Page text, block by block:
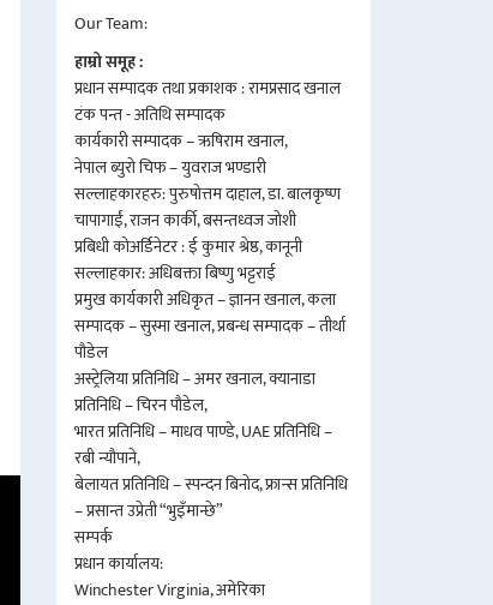
Our Team:
हाम्रो समूह :
प्रधान सम्पादक तथा प्रकाशक : रामप्रसाद खनाल
टंक पन्त - अतिथि सम्पादक
कार्यकारी सम्पादक – ऋषिराम खनाल,
नेपाल ब्युरो चिफ – युवराज भण्डारी
सल्लाहकारहरु: पुरुषोत्तम दाहाल, डा. बालकृष्ण
चापागाईं, राजन कार्की, बसन्तध्वज जोशी
प्रबिधी कोअर्डिनेटर : ई कुमार श्रेष्ठ, कानूनी
सल्लाहकार: अधिबक्ता बिष्णु भट्टराई
प्रमुख कार्यकारी अधिकृत – ज्ञानन खनाल, कला
सम्पादक – सुस्मा खनाल, प्रबन्ध सम्पादक – तीर्था
पौडेल
अस्ट्रेलिया प्रतिनिधि – अमर खनाल, क्यानाडा
प्रतिनिधि – चिरन पौडेल,
भारत प्रतिनिधि – माधव पाण्डे, UAE प्रतिनिधि –
रबी न्यौपाने,
बेलायत प्रतिनिधि – स्पन्दन बिनोद, फ्रान्स प्रतिनिधि
– प्रसान्त उप्रेती “भुइँमान्छे”
सम्पर्क
प्रधान कार्यालय:
Winchester Virginia, अमेरिका